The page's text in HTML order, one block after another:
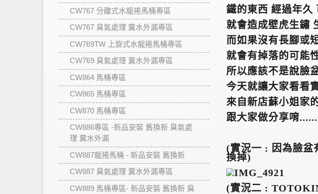
CW767 分離式水龍捲馬桶專區
CW767 臭氣處理 糞水外漏專區
CW769TW 上旋式水龍捲馬桶專區
CW769 臭氣處理 糞水外漏專區
CW864 馬桶專區
CW865 馬桶專區
CW870 馬桶專區
CW886專區 -新品安裝 舊換新 臭氣處
理 糞水外漏
CW887龍捲馬桶 - 新品安裝 舊換新
CW887 臭氣處理 糞水外漏專區
CW889 馬桶專區- 新品安裝 舊換新 臭
鐵的東西 經過年久
就會造成壁虎生鏽
而如果沒有長腳或
就會有掉落的可能
所以應該不是說臉
今天就讓大家看看
來自新店蘇小姐家
跟大家做分享唷......
(實況一 : 因為臉盆
換掉)
(實況二 :